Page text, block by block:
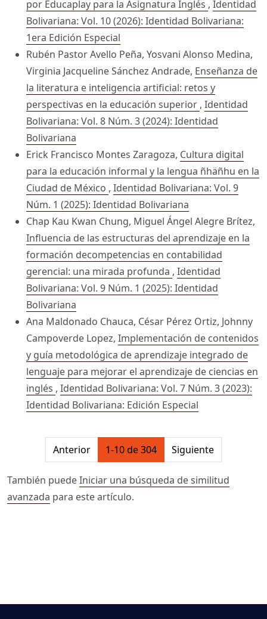
por Educaplay para la Asignatura Inglés , Identidad
Bolivariana: Vol. 10 (2026): Identidad Bolivariana:
1era Edición Especial
Rubén Pastor Avello Peña, Yosvani Alonso Medina,
Virginia Jacqueline Sánchez Andrade, Enseñanza de
la literatura e inteligencia artificial: retos y
perspectivas en la educación superior , Identidad
Bolivariana: Vol. 8 Núm. 3 (2024): Identidad
Bolivariana
Erick Francisco Montes Zaragoza, Cultura digital
para la educación informal y la lengua ñhäñhu en la
Ciudad de México , Identidad Bolivariana: Vol. 9
Núm. 1 (2025): Identidad Bolivariana
Chap Kau Kwan Chung, Miguel Ángel Alegre Brítez,
Influencia de las estructuras del aprendizaje en la
formación decompetencias en contabilidad
gerencial: una mirada profunda , Identidad
Bolivariana: Vol. 9 Núm. 1 (2025): Identidad
Bolivariana
Ana Maldonado Chauca, César Pérez Ortiz, Johnny
Campoverde Lopez, Implementación de contenidos
y guía metodológica de aprendizaje integrado de
lenguaje para mejorar el aprendizaje de ciencias en
inglés , Identidad Bolivariana: Vol. 7 Núm. 3 (2023):
Identidad Bolivariana: Edición Especial
##issue.pagination##
Anterior 1-10 de 304 Siguiente
También puedeIniciar una búsqueda de similitud
avanzada para este artículo.